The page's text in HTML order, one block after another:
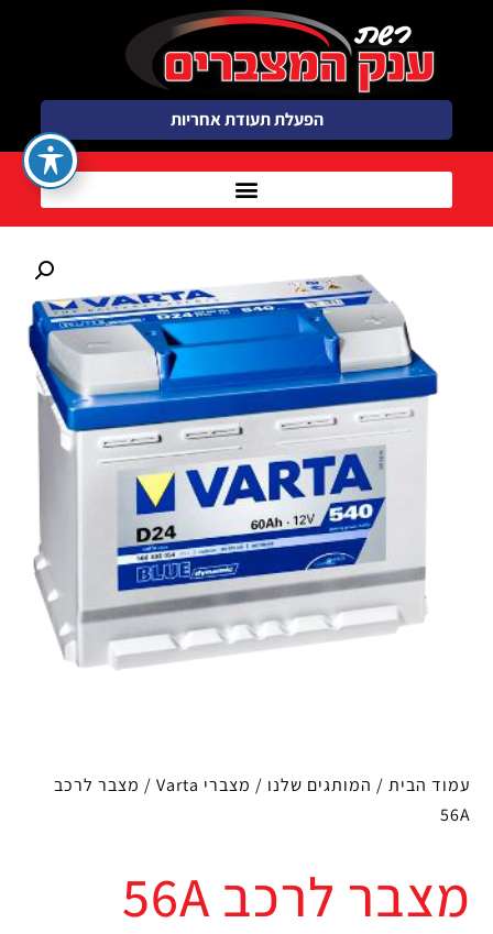
הפעלת תעודת אחריות
עמוד הבית / המותגים שלנו / מצברי Varta
/ מצבר לרכב
56A
מצבר לרכב 56A